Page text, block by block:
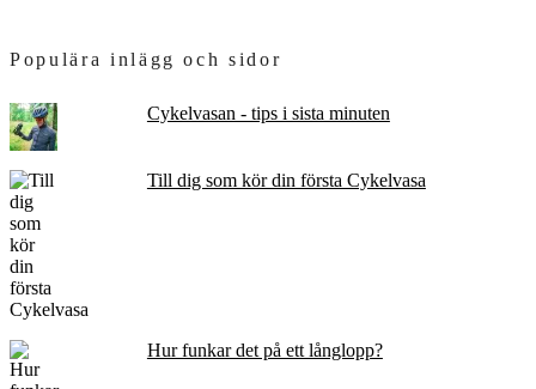
Populära inlägg och sidor
Cykelvasan - tips i sista minuten
Till dig som kör din första Cykelvasa
Hur funkar det på ett långlopp?